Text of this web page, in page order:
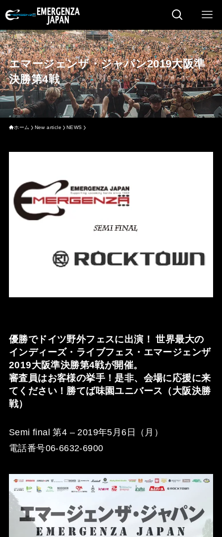
エマージェンザ・ジャパン2019大阪準
決勝第4戦
ホーム New article NEWS
優勝でドイツ野外フェスに出演！ 世界最大の
インディーズ・ライブフェス・エマージェンザ
2019大阪準決勝第4戦が開催。
審査員はお客様の挙手！是非、会場に応援に来
てください！勝てば味園ユニバース（大阪決勝
戦）
Semi final 第4 – 2019年5月6日（月）
電話番号06-6632-6900